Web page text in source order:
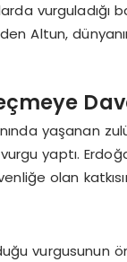
vurguladığı
Altun,
yaşanan
yaptı.
olan